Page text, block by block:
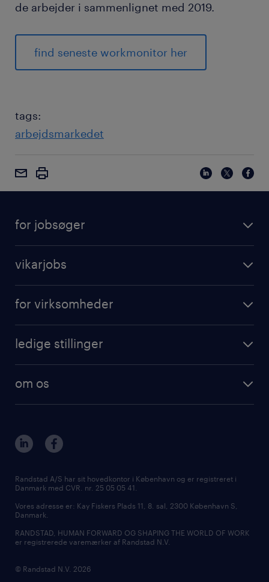
de arbejder i sammenlignet med 2019.
find seneste workmonitor her
tags:
arbejdsmarkedet
for jobsøger
vikarjobs
for virksomheder
ledige stillinger
om os
Randstad A/S har sit hovedkontor i København og er registreret i
Danmark med CVR. nr. 25 05 05 41.
Vores adresse er: Kay Fiskers Plads 11, 8. sal, 2300 København S,
Danmark.
RANDSTAD, HUMAN FORWARD OG SHAPING THE WORLD OF WORK
er registrerede varemærker af Randstad N.V.
© Randstad N.V. 2026